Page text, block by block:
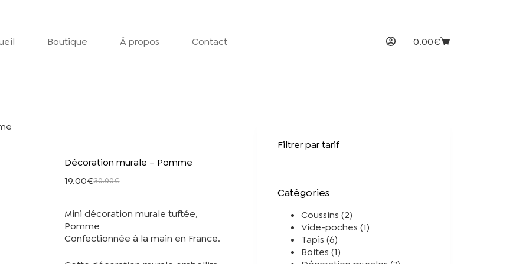
Boutique À propos Contact
Panier
0.00€
Décoration murale – Pomme
30.00€
Le
initial
était :
30.00€.
19.00€Le
actuel
est :
19.00€.
Mini décoration murale tuftée,
Pomme
Confectionnée à la main en France.
Filtrer par tarif
Catégories
Coussins 22
produits
Vide-poches 11
Tapis 66
produits
Boites 11